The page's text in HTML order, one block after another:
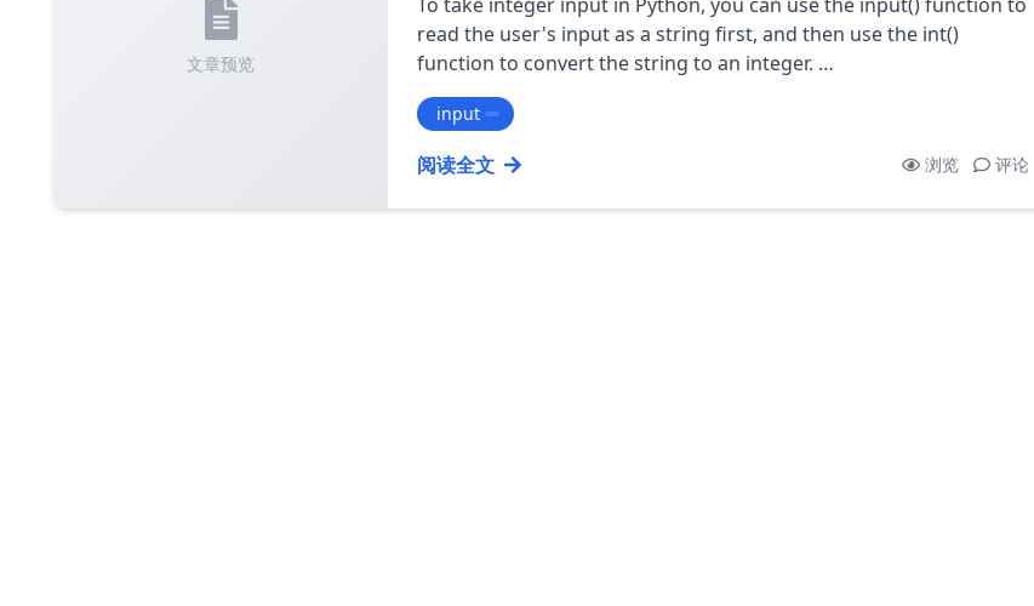
文章预览
read the user's input as a string first, and then use the int()
function to convert the string to an integer. …
input
阅读全文 浏览 评论